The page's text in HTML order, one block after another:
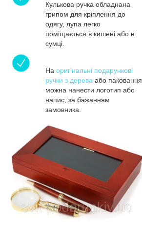
Кулькова ручка обладнана
грипом для кріплення до
одягу, лупа легко
поміщається в кишені або в
сумці.
На оригінальні подарункові
ручки з дерева або паковання
можна нанести логотип або
напис, за бажанням
замовника.